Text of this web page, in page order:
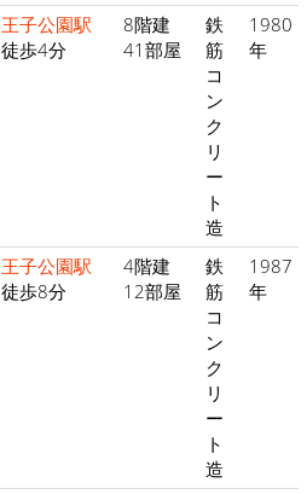
王子公園駅
徒歩4分
8階建
41部屋
鉄
筋
コ
ン
ク
リ
ー
ト
造
1980
年
王子公園駅
徒歩8分
4階建
12部屋
鉄
筋
コ
ン
ク
リ
ー
ト
造
1987
年